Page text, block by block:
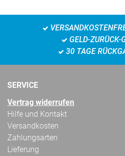
GELD-ZURÜCK-
30 TAGE
SERVICE
Vertrag widerrufen
Hilfe und Kontakt
Versandkosten
Zahlungsarten
Lieferung